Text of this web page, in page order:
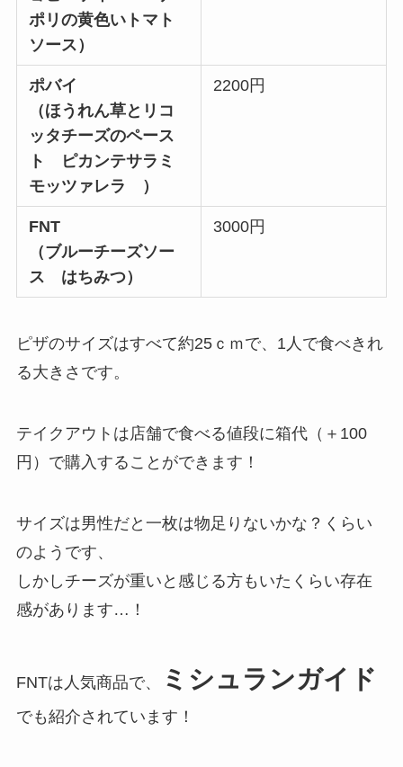
ポリの黄色いトマト
ソース）
ポバイ
（ほうれん草とリコ
ッタチーズのペース
ト ピカンテサラミ
モッツァレラ ）
2200円
FNT
（ブルーチーズソー
ス はちみつ）
3000円
ピザのサイズはすべて約25ｃｍで、1人で食べきれ
る大きさです。
テイクアウトは店舗で食べる値段に箱代（＋100
円）で購入することができます！
サイズは男性だと一枚は物足りないかな？くらい
のようです、
しかしチーズが重いと感じる方もいたくらい存在
感があります…！
FNTは人気商品で、 ミシュランガイド
でも紹介されています！